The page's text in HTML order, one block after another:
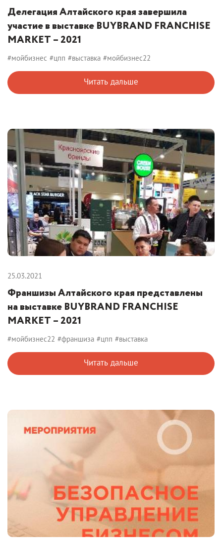
Делегация Алтайского края завершила
участие в выставке BUYBRAND FRANCHISE
MARKET – 2021
#мойбизнес #цпп #выставка #мойбизнес22
Читать дальше
25.03.2021
Франшизы Алтайского края представлены
на выставке BUYBRAND FRANCHISE
MARKET – 2021
#мойбизнес22 #франшиза #цпп #выставка
Читать дальше